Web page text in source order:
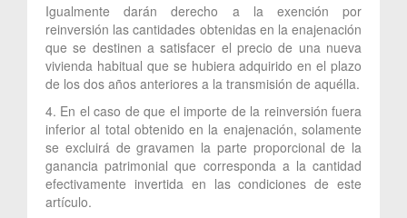
Igualmente darán derecho a la exención por
reinversión las cantidades obtenidas en la enajenación
que se destinen a satisfacer el precio de una nueva
vivienda habitual que se hubiera adquirido en el plazo
de los dos años anteriores a la transmisión de aquélla.
4. En el caso de que el importe de la reinversión fuera
inferior al total obtenido en la enajenación, solamente
se excluirá de gravamen la parte proporcional de la
ganancia patrimonial que corresponda a la cantidad
efectivamente invertida en las condiciones de este
artículo.